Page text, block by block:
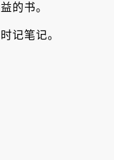
的书。
记笔记。